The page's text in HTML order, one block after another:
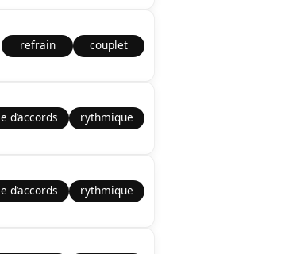
refrain couplet
d’accords rythmique
d’accords rythmique